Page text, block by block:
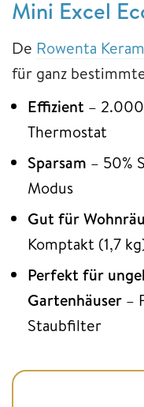
Mini Excel
De Rowenta
für ganz
Effizient –
Thermostat
Sparsam – 50%
Modus
Gut für
Komptakt (1,7
Perfekt für
Gartenhäuser –
Staubfilter